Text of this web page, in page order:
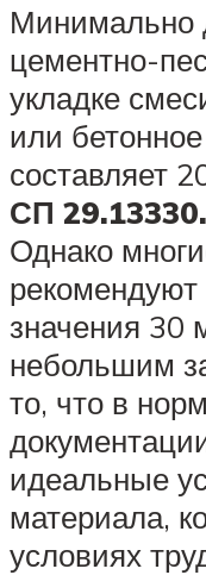
Минимально
цементно-
укладке
или
составляет
СП
Однако
значения 30
небольшим
то, что в
идеальные
материала,
условиях